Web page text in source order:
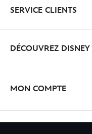
SERVICE CLIENTS
DÉCOUVREZ DISNEY
MON COMPTE